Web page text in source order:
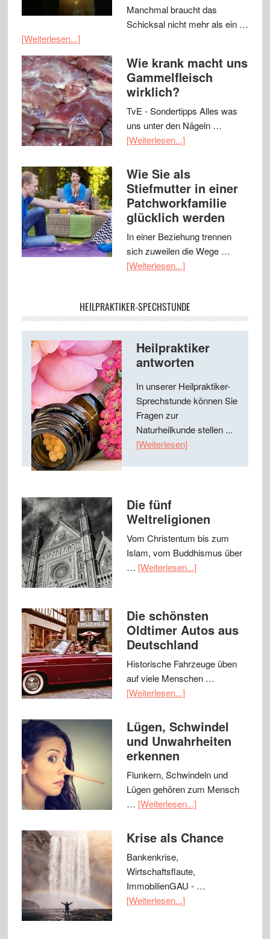
Manchmal braucht das
Schicksal nicht mehr als ein …
[Weiterlesen...]
Wie krank macht uns
Gammelfleisch
wirklich?
TvE - Sondertipps Alles was
uns unter den Nägeln …
[Weiterlesen...]
Wie Sie als
Stiefmutter in einer
Patchworkfamilie
glücklich werden
In einer Beziehung trennen
sich zuweilen die Wege …
[Weiterlesen...]
HEILPRAKTIKER-SPECHSTUNDE
Heilpraktiker
antworten
In unserer Heilpraktiker-
Sprechstunde können Sie
Fragen zur
Naturheilkunde stellen ...
[Weiterlesen]
Die fünf
Weltreligionen
Vom Christentum bis zum
Islam, vom Buddhismus über
… [Weiterlesen...]
Die schönsten
Oldtimer Autos aus
Deutschland
Historische Fahrzeuge üben
auf viele Menschen …
[Weiterlesen...]
Lügen, Schwindel
und Unwahrheiten
erkennen
Flunkern, Schwindeln und
Lügen gehören zum Mensch
… [Weiterlesen...]
Krise als Chance
Bankenkrise,
Wirtschaftsflaute,
ImmobilienGAU - …
[Weiterlesen...]